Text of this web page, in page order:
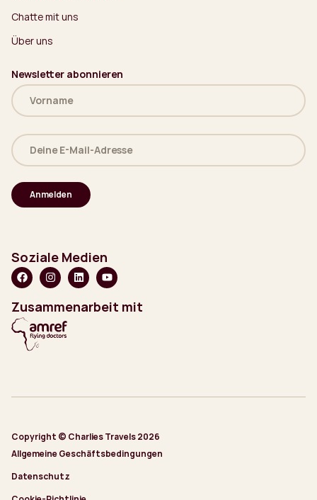
Chatte mit uns
Über uns
Newsletter abonnieren
Name
(erforderlich)
Deine
E-
Mail-
(erforderlich)
Soziale Medien
Zusammenarbeit mit
Copyright © Charlies Travels 2026
Allgemeine Geschäftsbedingungen
Datenschutz